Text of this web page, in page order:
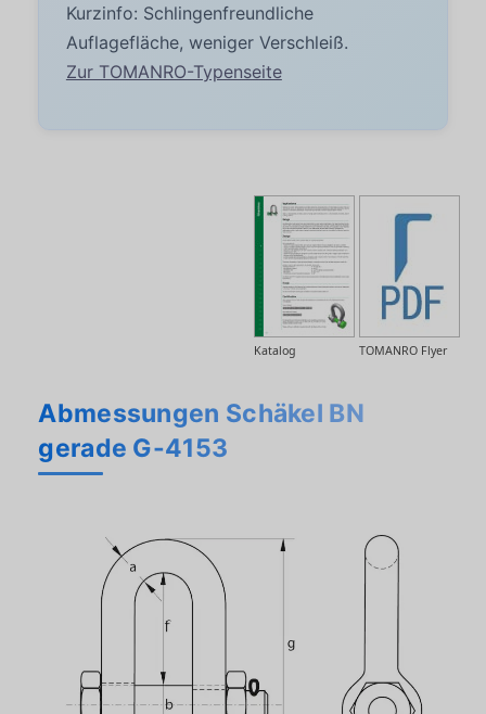
Kurzinfo: Schlingenfreundliche
Auflagefläche, weniger Verschleiß.
Zur TOMANRO-Typenseite
TOMANRO Flyer
Katalog
Abmessungen Schäkel BN
gerade G-4153